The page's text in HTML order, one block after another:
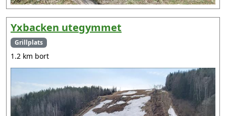
Yxbacken utegymmet
Grillplats
1.2 km bort